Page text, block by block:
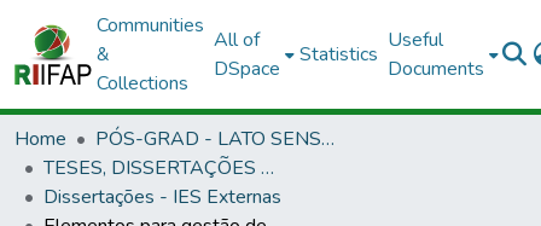
Communities
&
Collections
All of
DSpace
Statistics
Useful
Documents
Home
PÓS-GRAD - LATO SENSU E STRICTO SENSU
TESES, DISSERTAÇÕES E ESPECIALIZAÇÃO APROVADAS EM OUTRAS INSTITUIÇÕES
Dissertações - IES Externas